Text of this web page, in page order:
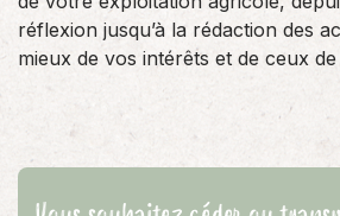
réflexion jusqu’à la rédaction des
mieux de vos intérêts et de ceux